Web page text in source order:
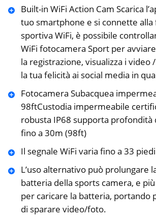
Built-in WiFi Action Cam Scarica
tuo smartphone e si connette
sportiva WiFi, è possibile
WiFi fotocamera Sport per
la registrazione, visualizza i video
la tua felicità ai social media in
Fotocamera Subacquea
98ftCustodia impermeabile
robusta IP68 supporta
fino a 30m (98ft)
Il segnale WiFi varia fino a 33
L’uso alternativo può prolungare
batteria della sports camera, e
per caricare la batteria, portando
di sparare video/foto.